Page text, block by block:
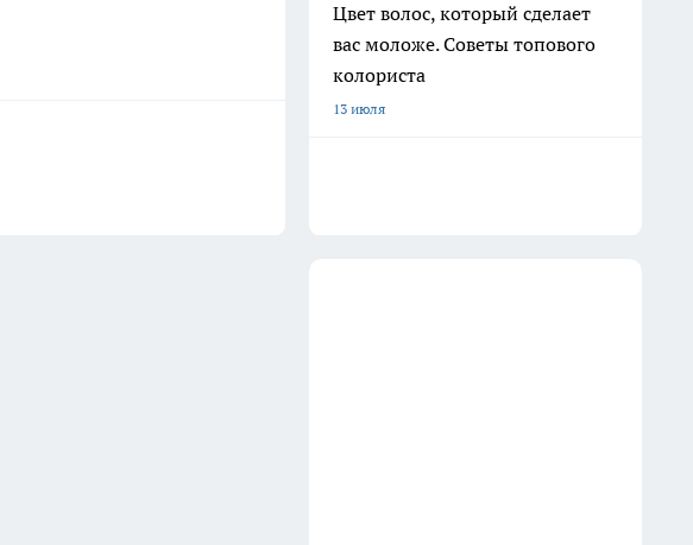
Цвет волос, который сделает
вас моложе. Советы топового
колориста
13 июля